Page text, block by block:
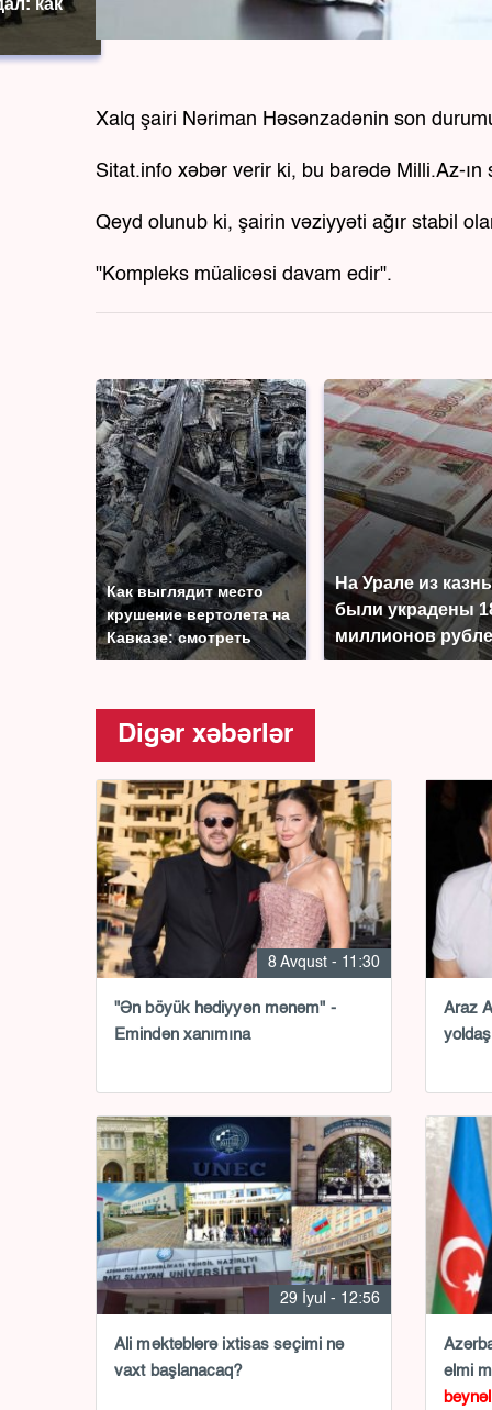
как
Xalq şairi Nəriman Həsənzadənin son
Sitat.info xəbər verir ki, bu barədə Milli.Az-
Qeyd olunub ki, şairin vəziyyəti ağır stabil
"Kompleks müalicəsi davam edir".
Как выглядит место
крушение вертолета на
Кавказе: смотреть
На Урале из
были украдены
миллионов
Digər xəbərlər
8 Avqust - 11:30
"Ən böyük hədiyyən mənəm" -
Emindən xanımına
Araz
29 İyul - 12:56
Ali məktəblərə ixtisas seçimi nə
vaxt başlanacaq?
elmi